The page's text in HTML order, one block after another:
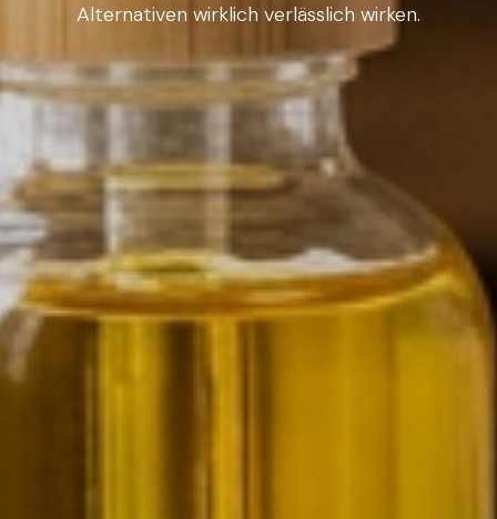
Alternativen wirklich verlässlich wirken.